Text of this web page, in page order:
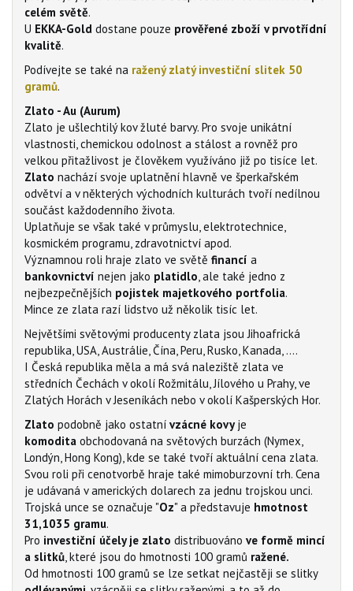
celém světě.
U EKKA-Gold dostane pouze prověřené zboží v prvotřídní
kvalitě.
Podívejte se také na raženýzlatý investiční slitek 50
gramů.
Zlato - Au (Aurum)
Zlato je ušlechtilý kov žluté barvy. Pro svoje unikátní
vlastnosti, chemickou odolnost a stálost a rovněž pro
velkou přitažlivost je člověkem využíváno již po tisíce let.
Zlato nachází svoje uplatnění hlavně ve šperkařském
odvětví a v některých východních kulturách tvoří nedílnou
součást každodenního života.
Uplatňuje se však také v průmyslu, elektrotechnice,
kosmickém programu, zdravotnictví apod.
Významnou roli hraje zlato ve světě financí a
bankovnictví nejen jako platidlo , ale také jedno z
nejbezpečnějších pojistek majetkového portfolia.
Mince ze zlata razí lidstvo už několik tisíc let.
Největšími světovými producenty zlata jsou Jihoafrická
republika, USA, Austrálie, Čína, Peru, Rusko, Kanada, ….
I Česká republika měla a má svá naleziště zlata ve
středních Čechách v okolí Rožmitálu, Jílového u Prahy, ve
Zlatých Horách v Jeseníkách nebo v okolí Kašperských Hor.
Zlato podobně jako ostatní vzácné kovyje
komodita obchodovaná na světových burzách (Nymex,
Londýn, Hong Kong), kde se také tvoří aktuální cena zlata.
Svou roli při cenotvorbě hraje také mimoburzovní trh. Cena
je udávaná v amerických dolarech za jednu trojskou unci.
Trojská unce se označuje "Oz" a představuje hmotnost
31,1035 gramu.
Pro investiční účely je zlato distribuováno ve formě mincí
a slitků , které jsou do hmotnosti 100 gramů ražené.
Od hmotnosti 100 gramů se lze setkat nejčastěji se slitky